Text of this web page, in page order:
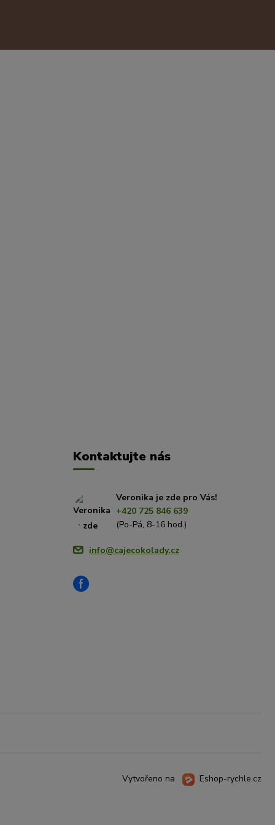
Kontaktujte nás
Veronika je zde pro Vás!
+420 725 846 639
(Po-Pá, 8-16 hod.)
info@cajecokolady.cz
Vytvořeno na Eshop-rychle.cz